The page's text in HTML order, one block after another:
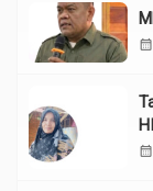
calendar_month
calendar_month